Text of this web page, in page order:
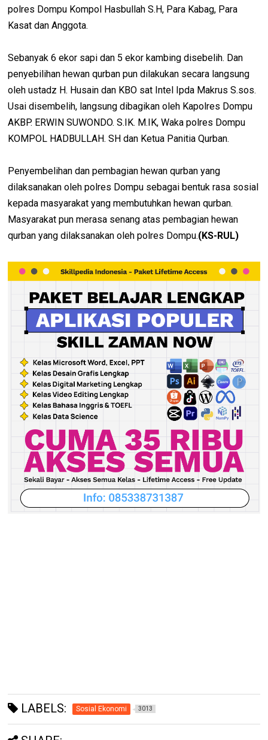
polres Dompu Kompol Hasbullah S.H, Para Kabag, Para
Kasat dan Anggota.
Sebanyak 6 ekor sapi dan 5 ekor kambing disebelih. Dan
penyebilihan hewan qurban pun dilakukan secara langsung
oleh ustadz H. Husain dan KBO sat Intel Ipda Makrus S.sos.
Usai disembelih, langsung dibagikan oleh Kapolres Dompu
AKBP. ERWIN SUWONDO. S.IK. M.IK, Waka polres Dompu
KOMPOL HADBULLAH. SH dan Ketua Panitia Qurban.
Penyembelihan dan pembagian hewan qurban yang
dilaksanakan oleh polres Dompu sebagai bentuk rasa sosial
kepada masyarakat yang membutuhkan hewan qurban.
Masyarakat pun merasa senang atas pembagian hewan
qurban yang dilaksanakan oleh polres Dompu.(KS-RUL)
LABELS: Sosial Ekonomi 3013